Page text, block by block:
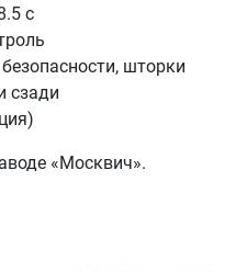
с
шторки
сзади
«Москвич».